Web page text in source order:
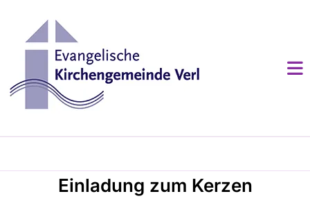
Einladung zum Kerzen